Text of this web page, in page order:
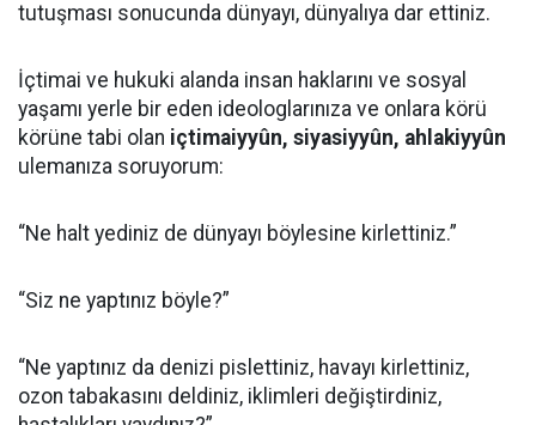
tutuşması sonucunda dünyayı, dünyalıya dar ettiniz.
İçtimai ve hukuki alanda insan haklarını ve sosyal
yaşamı yerle bir eden ideologlarınıza ve onlara körü
körüne tabi olan içtimaiyyûn, siyasiyyûn, ahlakiyyûn
ulemanıza soruyorum:
“Ne halt yediniz de dünyayı böylesine kirlettiniz.”
“Siz ne yaptınız böyle?”
“Ne yaptınız da denizi pislettiniz, havayı kirlettiniz,
ozon tabakasını deldiniz, iklimleri değiştirdiniz,